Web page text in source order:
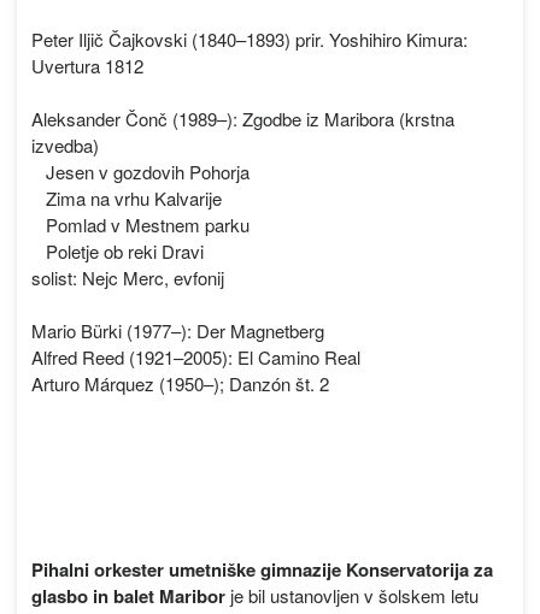
Peter Iljič Čajkovski (1840–1893) prir. Yoshihiro Kimura:
Uvertura 1812
Aleksander Čonč (1989–): Zgodbe iz Maribora (krstna
izvedba)
Jesen v gozdovih Pohorja
Zima na vrhu Kalvarije
Pomlad v Mestnem parku
Poletje ob reki Dravi
solist: Nejc Merc, evfonij
Mario Bürki (1977–): Der Magnetberg
Alfred Reed (1921–2005): El Camino Real
Arturo Márquez (1950–); Danzón št. 2
Pihalni orkester umetniške gimnazije Konservatorija za
glasbo in balet Mariborje bil ustanovljen v šolskem letu